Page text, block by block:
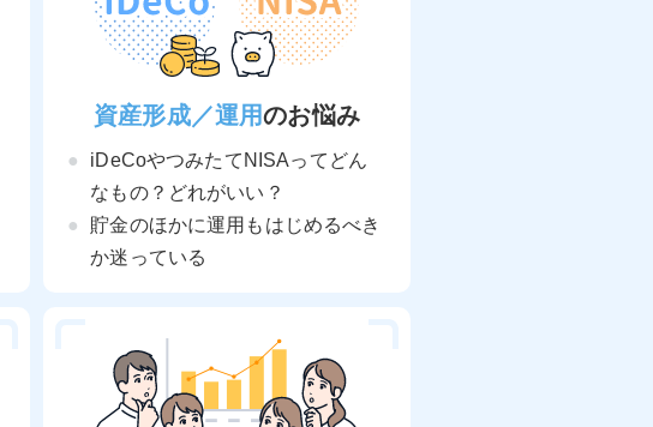
資産形成／運用のお悩み
iDeCoやつみたてNISAってどん
なもの？どれがいい？
貯金のほかに運用もはじめるべき
か迷っている